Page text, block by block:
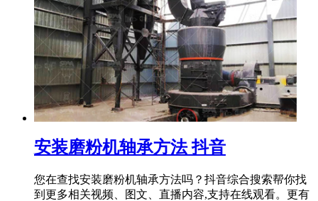
安装磨粉机轴承方法 抖音
您在查找安装磨粉机轴承方法吗？抖音综合搜索帮你找
到更多相关视频、图文、直播内容,支持在线观看。更有